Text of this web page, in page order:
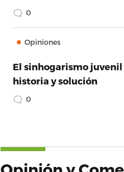
0
Opiniones
El sinhogarismo
historia y solución
0